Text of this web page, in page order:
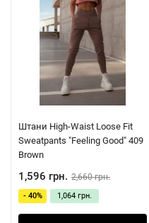
Штани High-Waist Loose Fit
Sweatpants "Feeling Good" 409
Brown
1,596 грн. 2,660 грн.
- 40% 1,064 грн.